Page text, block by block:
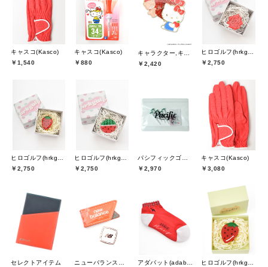
キャスコ(Kasco)
￥1,540
キャスコ(Kasco)
￥880
キャラクター,キャスコ(Kasco)
￥2,420
￥2,750
ヒロゴルフ(hrkgolf)
￥2,750
ヒロゴルフ(hrkgolf)
￥2,750
パシフィックゴルフクラブ(Pacific GOLF CLUB)
￥2,970
キャスコ(Kasco)
￥3,080
セレクトアイテム
ニューバランスゴルフ(New Balance Golf)
アダバット(adabat)
ヒロゴルフ(hrkgolf)